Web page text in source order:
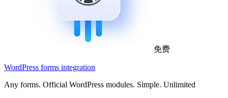
免费
WordPress forms integration
Any forms. Official WordPress modules. Simple. Unlimited